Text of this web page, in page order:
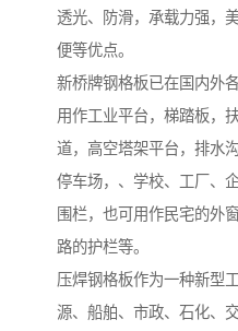
透光、防滑，承载力强，
便等优点。
新桥牌钢格板已在国内外
用作工业平台，梯踏板，
道，高空塔架平台，排水
停车场，、学校、工厂、
围栏，也可用作民宅的外
路的护栏等。
压焊钢格板作为一种新型
源、船舶、市政、石化、